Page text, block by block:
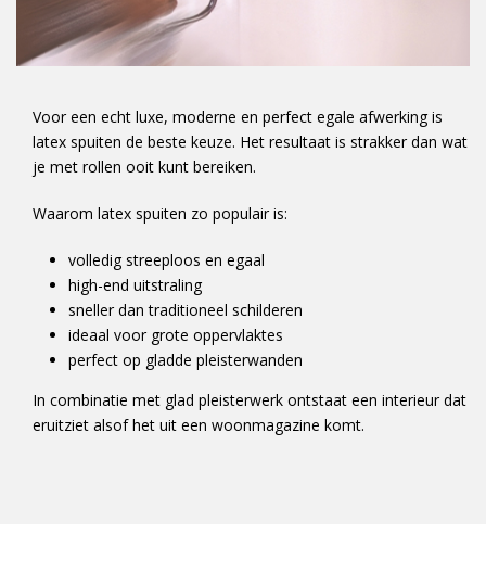
Voor een echt luxe, moderne en perfect egale afwerking is
latex spuiten de beste keuze. Het resultaat is strakker dan wat
je met rollen ooit kunt bereiken.
Waarom latex spuiten zo populair is:
volledig streeploos en egaal
high-end uitstraling
sneller dan traditioneel schilderen
ideaal voor grote oppervlaktes
perfect op gladde pleisterwanden
In combinatie met glad pleisterwerk ontstaat een interieur dat
eruitziet alsof het uit een woonmagazine komt.